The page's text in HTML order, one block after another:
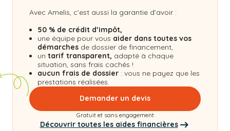
Avec Amelis, c’est aussi la garantie d’avoir :
50 % de crédit d’impôt,
une équipe pour vous aider dans toutes vos
démarches de dossier de financement,
un tarif transparent, adapté à chaque
situation, sans frais cachés !
aucun frais de dossier : vous ne payez que les
prestations réalisées.
Demander un devis
Gratuit et sans engagement
Découvrir toutes les aides financières